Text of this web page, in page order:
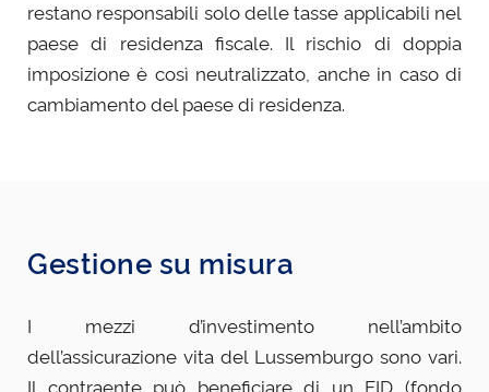
restano responsabili solo delle tasse applicabili nel
paese di residenza fiscale. Il rischio di doppia
imposizione è così neutralizzato, anche in caso di
cambiamento del paese di residenza.
Gestione su misura
I mezzi d’investimento nell’ambito
dell’assicurazione vita del Lussemburgo sono vari.
Il contraente può beneficiare di un FID (fondo